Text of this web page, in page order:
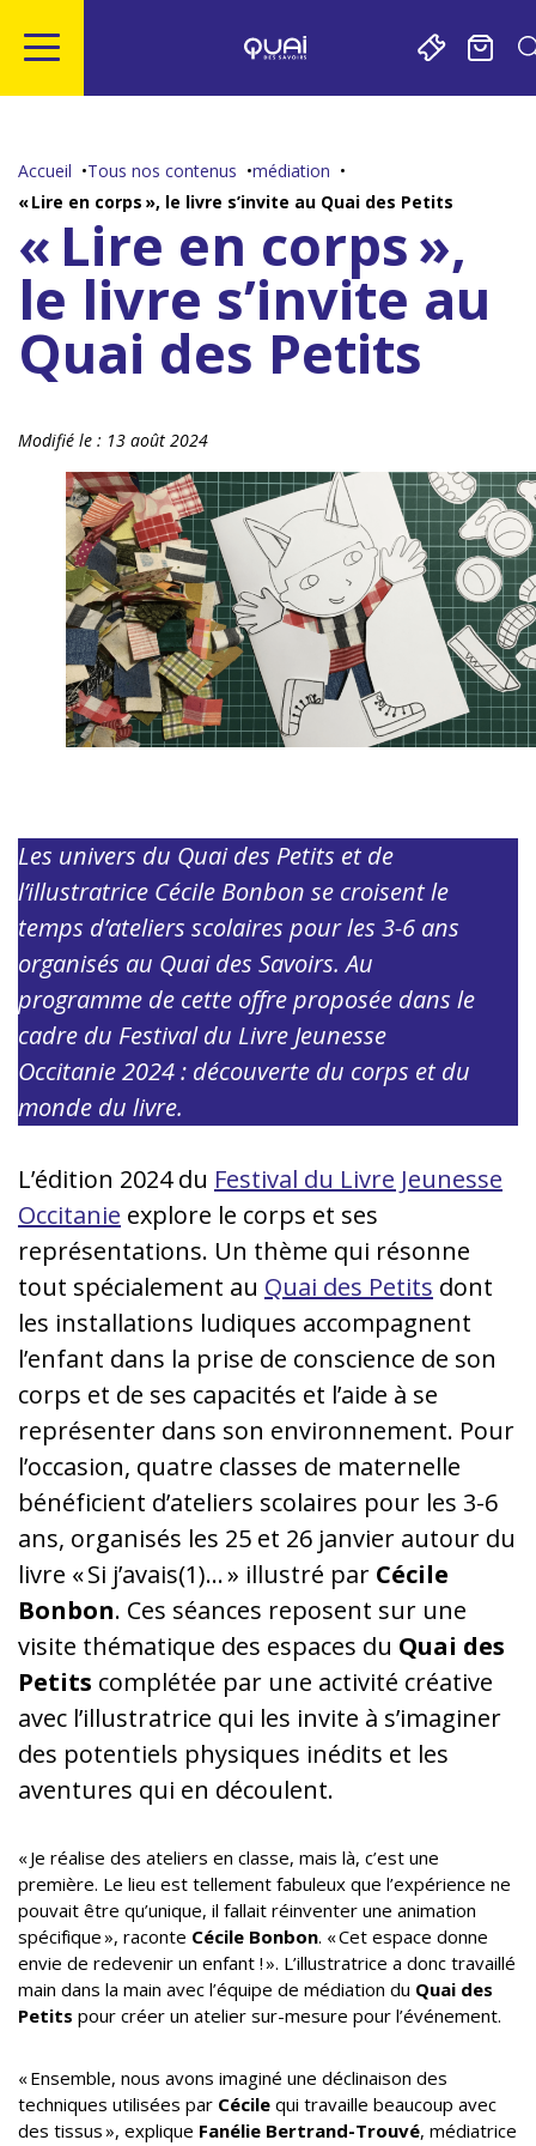
contenu
Accueil Tous nos contenus
médiation
« Lire en corps », le livre s’invite au Quai des Petits
« Lire en corps »,
le livre s’invite au
Quai des Petits
Modifié le : 13 août 2024
Les univers du Quai des Petits et de
l’illustratrice Cécile Bonbon se croisent le
temps d’ateliers scolaires pour les 3-6 ans
organisés au Quai des Savoirs. Au
programme de cette offre proposée dans le
cadre du Festival du Livre Jeunesse
Occitanie 2024 : découverte du corps et du
monde du livre.
L’édition 2024 du Festival du Livre Jeunesse
Occitanie explore le corps et ses
représentations. Un thème qui résonne
tout spécialement au Quai des Petits dont
les installations ludiques accompagnent
l’enfant dans la prise de conscience de son
corps et de ses capacités et l’aide à se
représenter dans son environnement. Pour
l’occasion, quatre classes de maternelle
bénéficient d’ateliers scolaires pour les 3-6
ans, organisés les 25 et 26 janvier autour du
livre « Si j’avais(1)… » illustré par Cécile
Bonbon. Ces séances reposent sur une
visite thématique des espaces du Quai des
Petits complétée par une activité créative
avec l’illustratrice qui les invite à s’imaginer
des potentiels physiques inédits et les
aventures qui en découlent.
« Je réalise des ateliers en classe, mais là, c’est une
première. Le lieu est tellement fabuleux que l’expérience ne
pouvait être qu’unique, il fallait réinventer une animation
spécifique », raconte Cécile Bonbon. « Cet espace donne
envie de redevenir un enfant ! ». L’illustratrice a donc travaillé
main dans la main avec l’équipe de médiation du Quai des
Petits pour créer un atelier sur-mesure pour l’événement.
« Ensemble, nous avons imaginé une déclinaison des
techniques utilisées par Cécile qui travaille beaucoup avec
des tissus », explique Fanélie Bertrand-Trouvé, médiatrice